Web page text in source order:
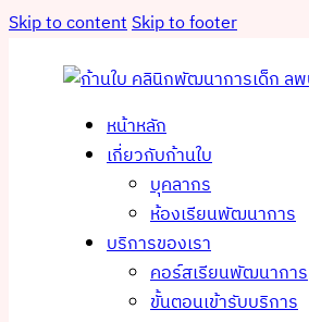
Skip to contentSkip to footer
หน้าหลัก
เกี่ยวกับก้านใบ
บุคลากร
ห้องเรียนพัฒนาการ
บริการของเรา
คอร์สเรียนพัฒนาการ
ขั้นตอนเข้ารับบริการ